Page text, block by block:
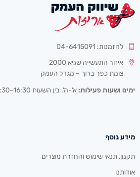
להזמנות: 04-6415091
איזור התעשייה שגיא 2000
צומת כפר ברוך – מגדל העמק
ימים ושעות פעילות: א’-ה’, בין השעות 08:30-16:30
מידע נוסף
תקנון, תנאי שימוש והחזרת מוצרים
אודותנו